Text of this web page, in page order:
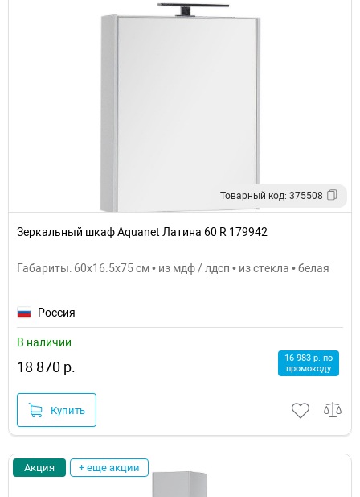
Товарный код: 375508
Зеркальный шкаф Aquanet Латина 60 R 179942
Габариты: 60x16.5x75 см • из мдф / лдсп • из стекла • белая
Россия
В наличии
18 870 р.
16 983 р. по
промокоду
Купить
Акция + еще акции